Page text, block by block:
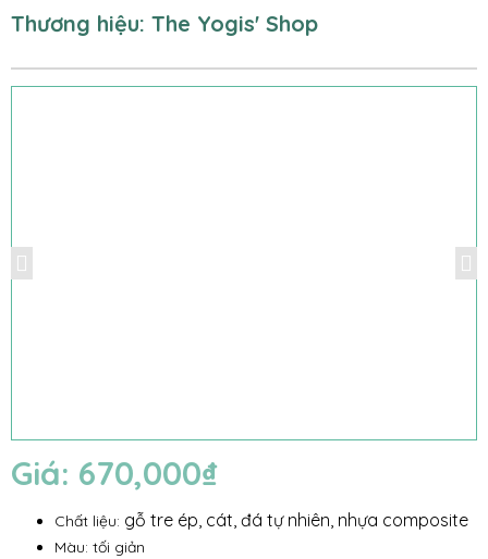
Thương hiệu: The Yogis' Shop
Giá: 670,000₫
Chất liệu: gỗ tre ép, cát, đá tự nhiên, nhựa composite
Màu: tối giản